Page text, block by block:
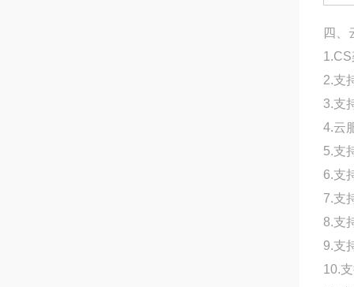
四、
2.支
3.支
4.云
5.支
6.支
7.支
8.支
9.支
10.